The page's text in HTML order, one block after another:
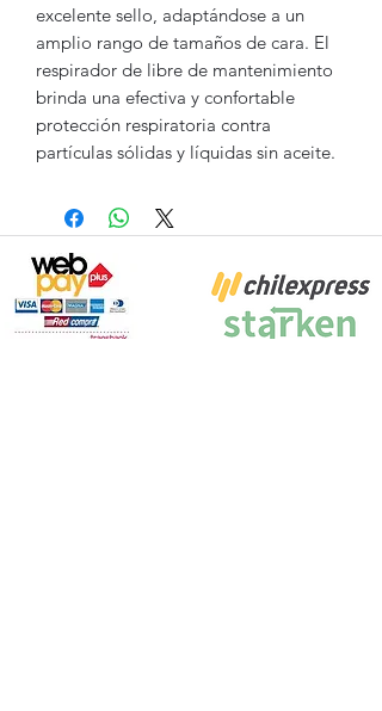
excelente sello, adaptándose a un
amplio rango de tamaños de cara. El
respirador de libre de mantenimiento
brinda una efectiva y confortable
protección respiratoria contra
partículas sólidas y líquidas sin aceite.